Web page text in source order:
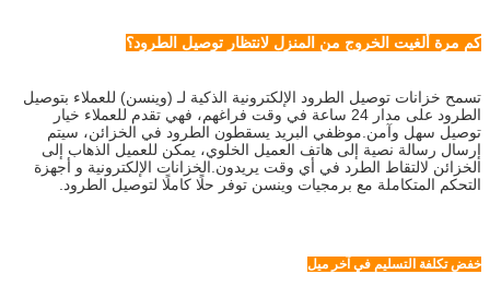
كم مرة ألغيت الخروج من المنزل لانتظار توصيل الطرود؟
تسمح خزانات توصيل الطرود الإلكترونية الذكية لـ (وينسن) للعملاء بتوصيل
الطرود على مدار 24 ساعة في وقت فراغهم، فهي تقدم للعملاء خيار
توصيل سهل وآمن.موظفي البريد يسقطون الطرود في الخزائن، سيتم
إرسال رسالة نصية إلى هاتف العميل الخلوي، يمكن للعميل الذهاب إلى
الخزائن لالتقاط الطرد في أي وقت يريدون.الخزانات الإلكترونية و أجهزة
التحكم المتكاملة مع برمجيات وينسن توفر حلًا كاملًا لتوصيل الطرود.
خفض تكلفة التسليم في آخر ميل